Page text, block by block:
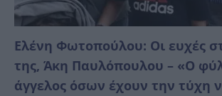
Ελένη Φωτοπούλου: Οι ευχές
της, Άκη Παυλόπουλου – «Ο
άγγελος όσων έχουν την τύχη